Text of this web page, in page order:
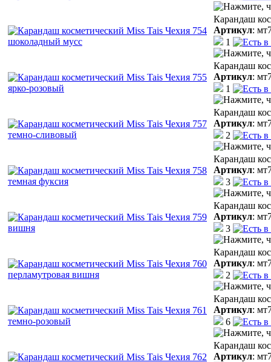
Карандаш
Артикул:
1
Карандаш
Артикул:
1
Карандаш
Артикул:
2
Карандаш
Артикул:
3
Карандаш
Артикул:
3
Карандаш
Артикул:
2
Карандаш
Артикул:
6
Карандаш
Артикул: